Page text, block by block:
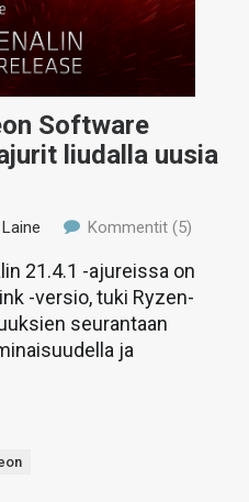
Software
liudalla uusia
Kommentit (5)
21.4.1 -ajureissa on
-versio, tuki Ryzen-
seurantaan
ja